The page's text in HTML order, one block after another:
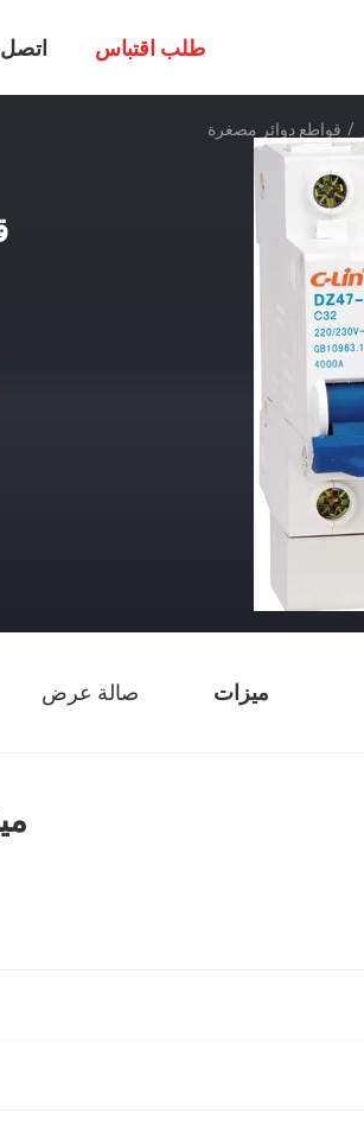
اتصل طلب اقتباس
/ قواطع دوائر مصغرة
ميزات صالة عرض